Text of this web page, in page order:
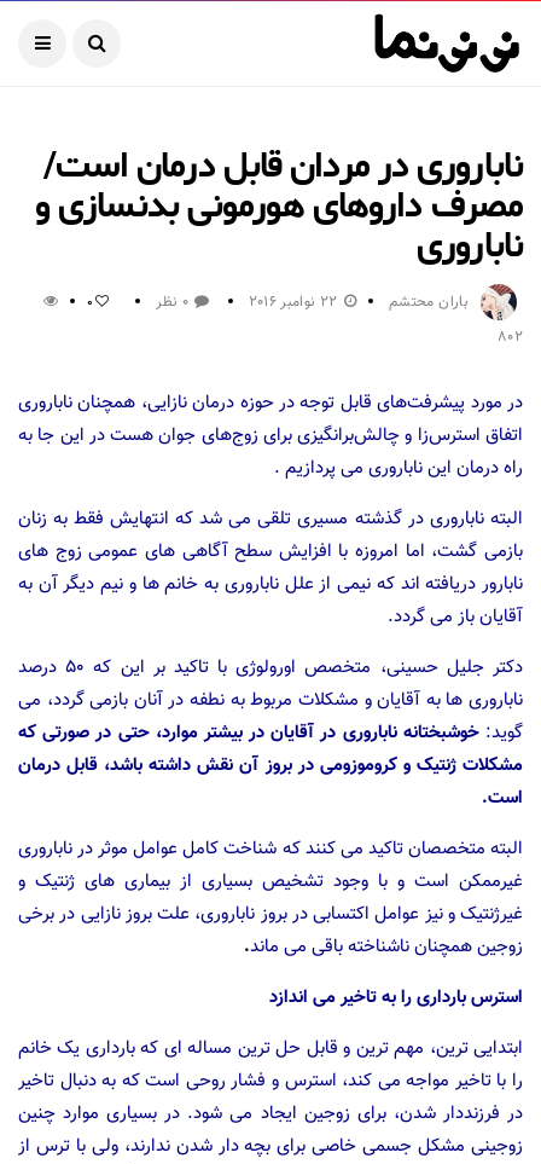
ناباروری در مردان قابل درمان است/
مصرف داروهای هورمونی بدنسازی و
ناباروری
باران محتشم 22 نوامبر 2016 0 نظر 0
802
در مورد پیشرفت‌های قابل توجه در حوزه درمان نازایی، همچنان ناباروری
اتفاق استرس‌زا و چالش‌برانگیزی برای زوج‌های جوان هست در این جا به
راه درمان این ناباروری می پردازیم .
البته ناباروری در گذشته مسیری تلقی می شد که انتهایش فقط به زنان
بازمی گشت، اما امروزه با افزایش سطح آگاهی های عمومی زوج های
نابارور دریافته اند که نیمی از علل ناباروری به خانم ها و نیم دیگر آن به
آقایان باز می گردد.
دکتر جلیل حسینی، متخصص اورولوژی با تاکید بر این که ۵۰ درصد
ناباروری ها به آقایان و مشکلات مربوط به نطفه در آنان بازمی گردد، می
گوید:خوشبختانه ناباروری در آقایان در بیشتر موارد، حتی در صورتی که
مشکلات ژنتیک و کروموزومی در بروز آن نقش داشته باشد، قابل درمان
است.
البته متخصصان تاکید می کنند که شناخت کامل عوامل موثر در ناباروری
غیرممکن است و با وجود تشخیص بسیاری از بیماری های ژنتیک و
غیرژنتیک و نیز عوامل اکتسابی در بروز ناباروری، علت بروز نازایی در برخی
زوجین همچنان ناشناخته باقی می ماند.
استرس بارداری را به تاخیر می اندازد
ابتدایی ترین، مهم ترین و قابل حل ترین مساله ای که بارداری یک خانم
را با تاخیر مواجه می کند، استرس و فشار روحی است که به دنبال تاخیر
در فرزنددار شدن، برای زوجین ایجاد می شود. در بسیاری موارد چنین
زوجینی مشکل جسمی خاصی برای بچه دار شدن ندارند، ولی با ترس از